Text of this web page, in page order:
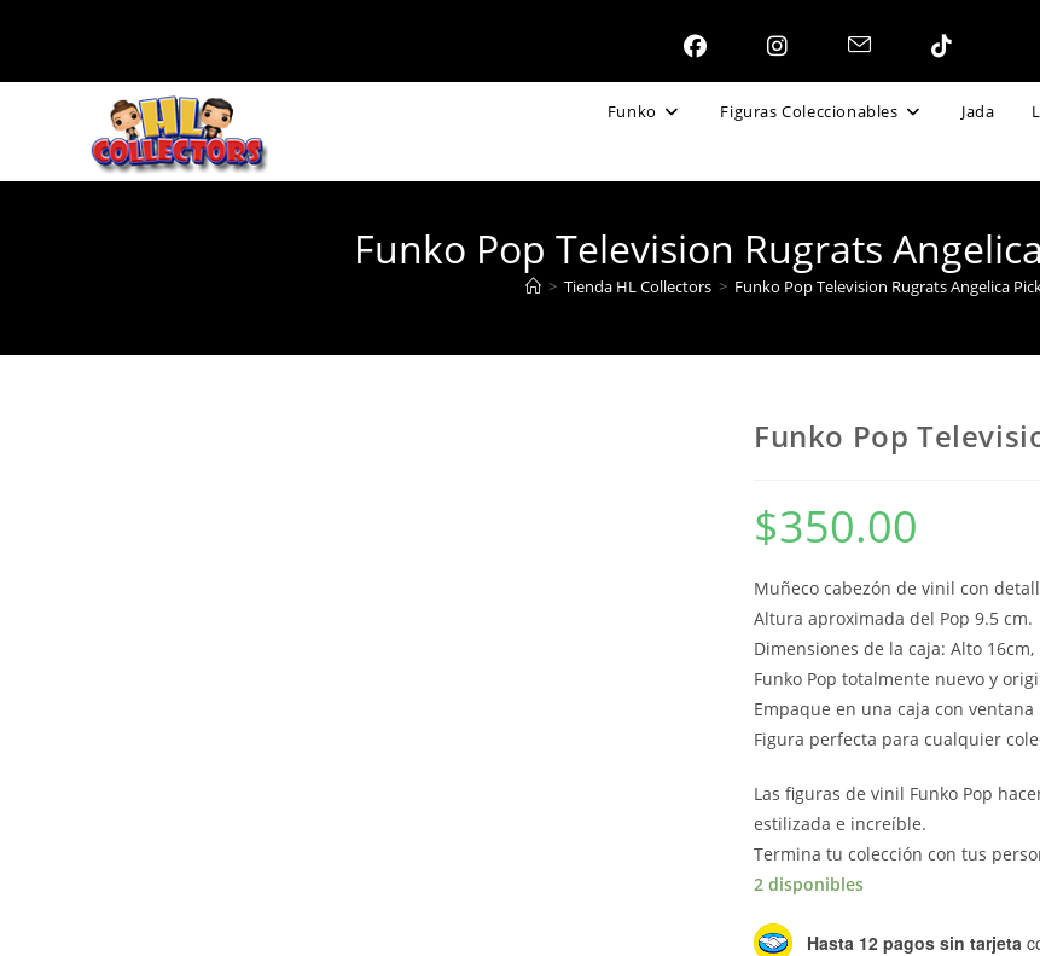
Funko Figuras Coleccionables Jada
Funko Pop Television Rugrats
> Tienda HL Collectors > Funko Pop Television Rugrats Angelica
Funko Pop
$350.00
Muñeco cabezón de vinil con
Altura aproximada del Pop 9.5 cm.
Dimensiones de la caja: Alto
Funko Pop totalmente nuevo y
Empaque en una caja con
Figura perfecta para cualquier
Las figuras de vinil Funko Pop
estilizada e increíble.
Termina tu colección con tus
2 disponibles
Hasta 12 pagos sin tarjeta